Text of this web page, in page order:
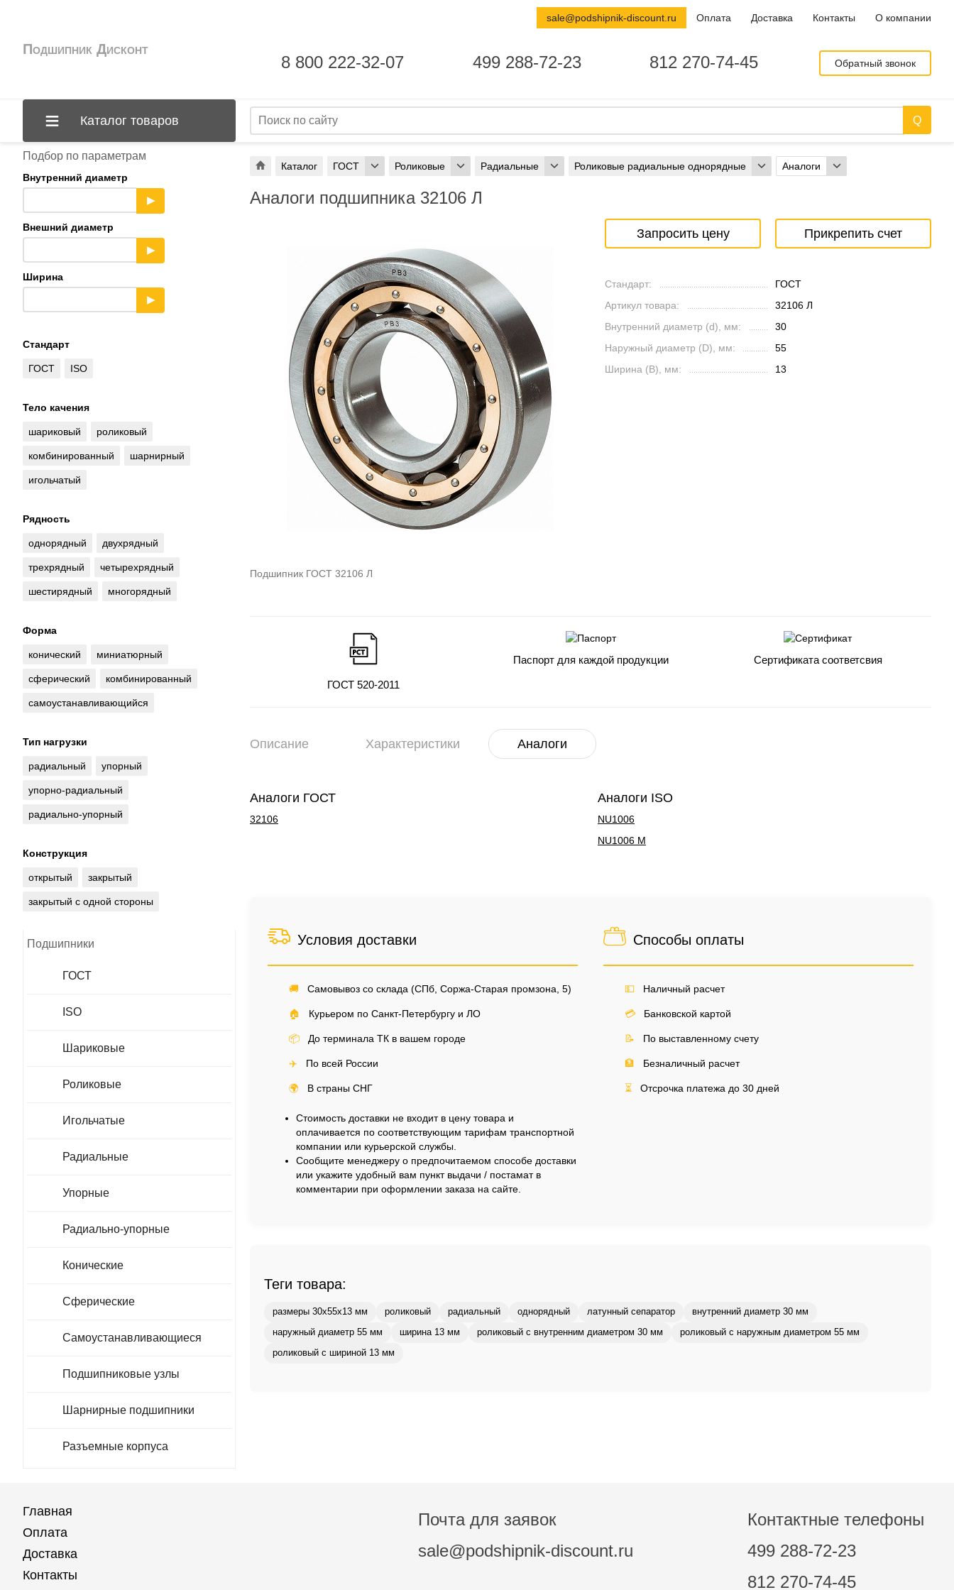
Каталог ГОСТ Роликовые Радиальные Роликовые радиальные однорядные Аналоги
Аналоги подшипника 32106 Л
Подшипник ГОСТ 32106 Л
Запросить цену Прикрепить счет
Стандарт:
ГОСТ
Артикул товара:
32106 Л
Внутренний диаметр (d), мм:
30
Наружный диаметр (D), мм:
55
Ширина (B), мм:
13
ГОСТ 520-2011
Паспорт для каждой продукции Сертификата соответсвия
Описание Характеристики Аналоги
Аналоги ГОСТ
32106
Аналоги ISO
NU1006
NU1006 M
Условия доставки
🚚 Самовывоз со склада (СПб, Соржа-Старая промзона, 5)
🏠 Курьером по Санкт-Петербургу и ЛО
📦 До терминала ТК в вашем городе
✈️ По всей России
🌍 В страны СНГ
Стоимость доставки не входит в цену товара и
оплачивается по соответствующим тарифам транспортной
компании или курьерской службы.
Сообщите менеджеру о предпочитаемом способе доставки
или укажите удобный вам пункт выдачи / постамат в
комментарии при оформлении заказа на сайте.
Способы оплаты
💵 Наличный расчет
💳 Банковской картой
📝 По выставленному счету
🏦 Безналичный расчет
⏳ Отсрочка платежа до 30 дней
Теги товара:
размеры 30x55x13 мм роликовый радиальный однорядный латунный сепаратор внутренний диаметр 30 мм
наружный диаметр 55 мм ширина 13 мм роликовый с внутренним диаметром 30 мм роликовый с наружным диаметром 55 мм
роликовый с шириной 13 мм
Подбор по параметрам
Внутренний диаметр
▶
Внешний диаметр
▶
Ширина
▶
Стандарт
ГОСТ ISO
Тело качения
шариковый роликовый
комбинированный шарнирный
игольчатый
Рядность
однорядный двухрядный
трехрядный четырехрядный
шестирядный многорядный
Форма
конический миниатюрный
сферический комбинированный
самоустанавливающийся
Тип нагрузки
радиальный упорный
упорно-радиальный
радиально-упорный
Конструкция
открытый закрытый
закрытый с одной стороны
Подшипники
ГОСТ
ISO
Шариковые
Роликовые
Игольчатые
Радиальные
Упорные
Радиально-упорные
Конические
Сферические
Самоустанавливающиеся
Подшипниковые узлы
Шарнирные подшипники
Разъемные корпуса
Подшипник Дисконт
8 800 222-32-07 499 288-72-23 812 270-74-45 Обратный звонок
sale@podshipnik-discount.ru Оплата Доставка Контакты О компании
Каталог товаров
Главная
Оплата
Доставка
Контакты
Почта для заявок
sale@podshipnik-discount.ru
Контактные телефоны
499 288-72-23
812 270-74-45